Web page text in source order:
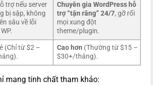
trợ nếu server
bị sập, không
sâu về lỗi
Chuyên gia WordPress hỗ
trợ “tận răng” 24/7, gỡ rối
mọi xung đột
theme/plugin.
(Chỉ từ $2 –
Cao hơn (Thường từ $15 –
$30+/tháng).
mang tính chất tham khảo: